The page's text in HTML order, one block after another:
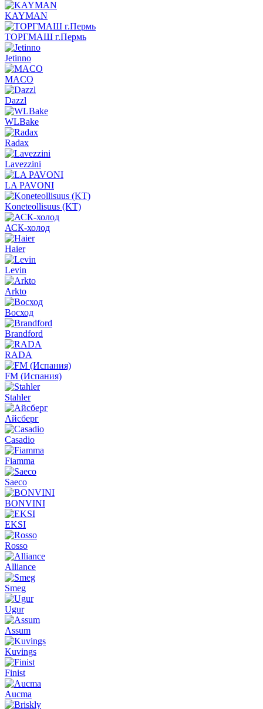
KAYMAN
ТОРГМАШ г.Пермь
Jetinno
MACO
Dazzl
WLBake
Radax
Lavezzini
LA PAVONI
Koneteollisuus (KT)
АСК-холод
Haier
Levin
Arkto
Восход
Brandford
RADA
FM (Испания)
Stahler
Айсберг
Casadio
Fiamma
Saeco
BONVINI
EKSI
Rosso
Alliance
Smeg
Ugur
Assum
Kuvings
Finist
Aucma